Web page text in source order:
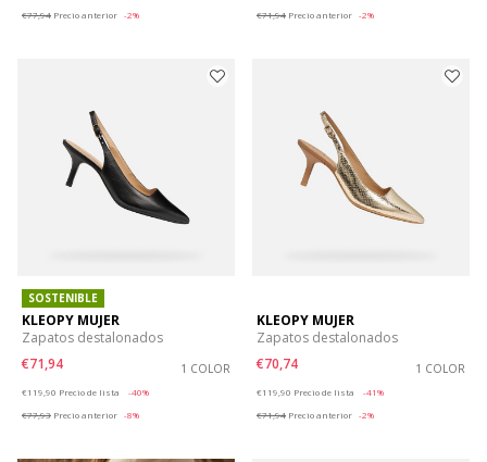
€77,94 Precio anterior -2%
€71,94 Precio anterior -2%
SOSTENIBLE
KLEOPY MUJER
Zapatos destalonados
€71,94
1 COLOR
€119,90 Precio de lista
-40%
€77,93 Precio anterior -8%
KLEOPY MUJER
Zapatos destalonados
€70,74
1 COLOR
€119,90 Precio de lista
-41%
€71,94 Precio anterior -2%